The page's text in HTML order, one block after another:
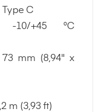
C
+45 °C
mm (8,94" x
m (3,93 ft)